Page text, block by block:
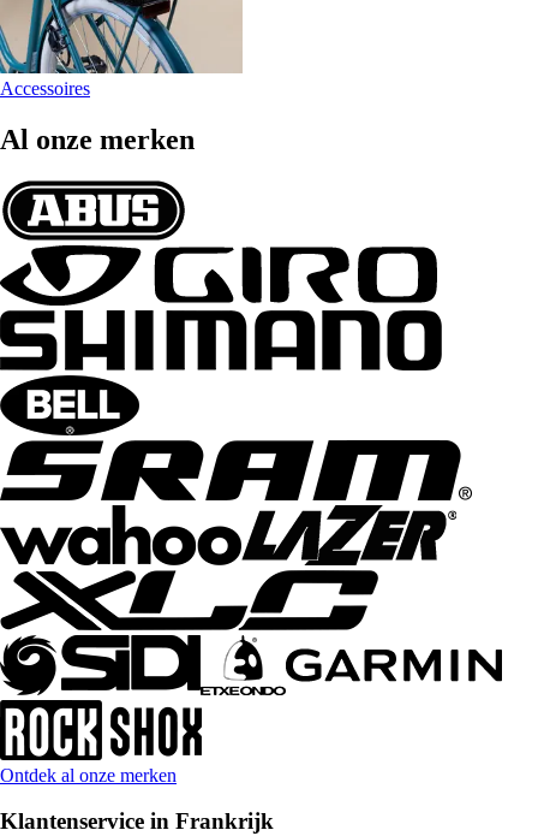
Accessoires
Al onze merken
Ontdek al onze merken
Klantenservice in Frankrijk